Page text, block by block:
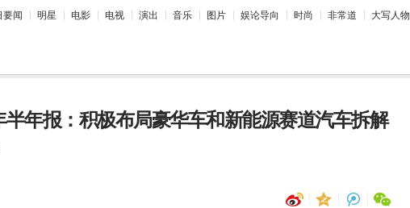
要闻 明星 电影 电视 演出 音乐 图片 娱论导向 时尚 非常道 大写人物
半年报：积极布局豪华车和新能源赛道汽车拆解